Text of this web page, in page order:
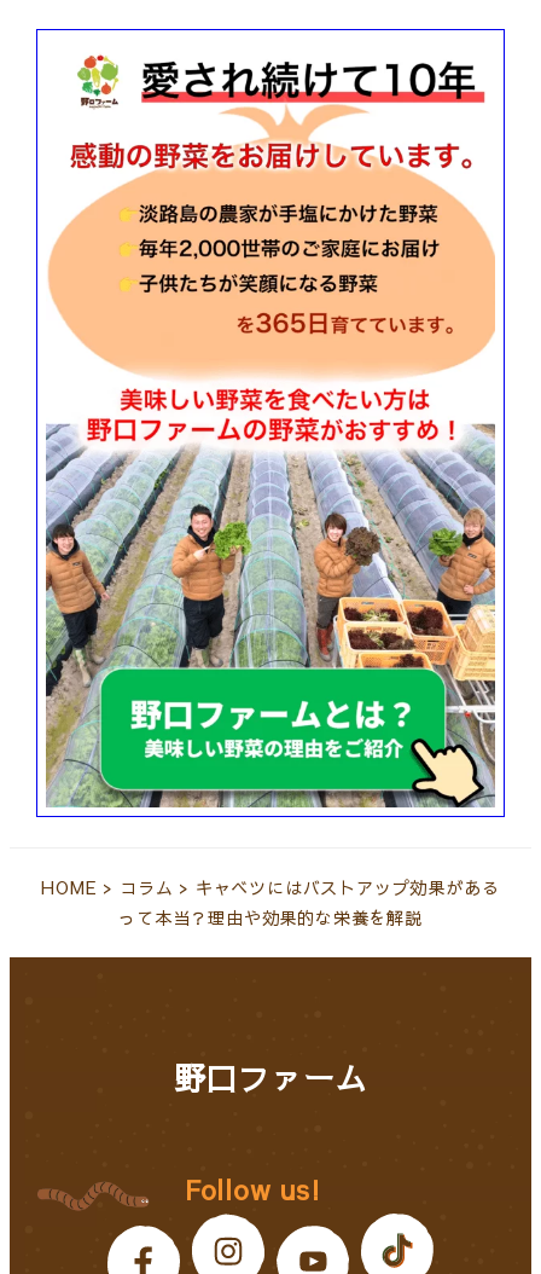
HOME > コラム > キャベツにはバストアップ効果がある
って本当？理由や効果的な栄養を解説
野口ファーム
Follow us!